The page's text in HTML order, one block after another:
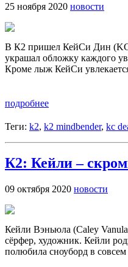
25 ноября 2020 новости
В К2 пришел КейСи Дин (KC
украшал обложку каждого
Кроме лыж КейСи
подробнее
Теги: k2, k2 mindbender, kc
К2: Кейли –
09 октября 2020 новости
Кейли Вэньюла (Caley
сёрфер, художник. Кейли
полюбила сноуборд в